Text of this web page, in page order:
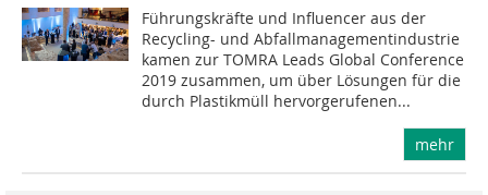
Führungskräfte und Influencer aus der
Recycling- und Abfallmanagementindustrie
kamen zur TOMRA Leads Global Conference
2019 zusammen, um über Lösungen für die
durch Plastikmüll hervorgerufenen...
mehr